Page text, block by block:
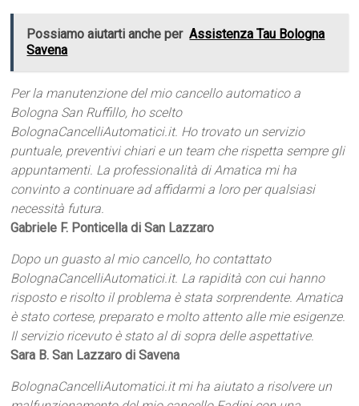
Possiamo aiutarti anche per Assistenza Tau Bologna
Savena
Per la manutenzione del mio cancello automatico a
Bologna San Ruffillo, ho scelto
BolognaCancelliAutomatici.it. Ho trovato un servizio
puntuale, preventivi chiari e un team che rispetta sempre gli
appuntamenti. La professionalità di Amatica mi ha
convinto a continuare ad affidarmi a loro per qualsiasi
necessità futura.
Gabriele F. Ponticella di San Lazzaro
Dopo un guasto al mio cancello, ho contattato
BolognaCancelliAutomatici.it. La rapidità con cui hanno
risposto e risolto il problema è stata sorprendente. Amatica
è stato cortese, preparato e molto attento alle mie esigenze.
Il servizio ricevuto è stato al di sopra delle aspettative.
Sara B. San Lazzaro di Savena
BolognaCancelliAutomatici.it mi ha aiutato a risolvere un